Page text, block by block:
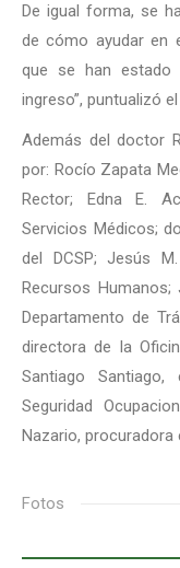
De igual forma, se
de cómo ayudar en
que se han estado
ingreso”, puntualizó
Además del doctor
por: Rocío Zapata
Rector; Edna E.
Servicios Médicos;
del DCSP; Jesús
Recursos
Departamento de
directora de la
Santiago
Seguridad
Nazario, procuradora
Fotos